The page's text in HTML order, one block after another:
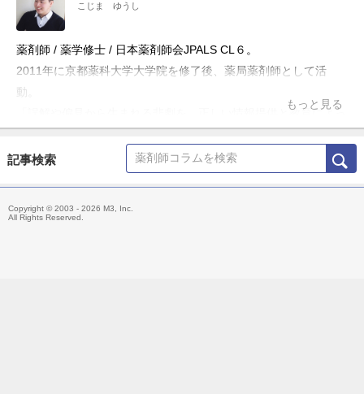
こじま ゆうし
薬剤師 / 薬学修士 / 日本薬剤師会JPALS CL６。
2011年に京都薬科大学大学院を修了後、薬局薬剤師として活
動。
「誤解や偏見から生まれる悲劇を、正しい情報提供と教育によっ
Information」やTwitter「@Fizz_DI」を使って科学的根拠に基づ
いた医療情報の発信・共有を行うほか、大学や薬剤師会の研修会
主な著書「薬局ですぐに役立つ薬の比較と使い分け100（羊土
もっと見る
記事検索
Copyright © 2003 - 2026 M3, Inc.
All Rights Reserved.